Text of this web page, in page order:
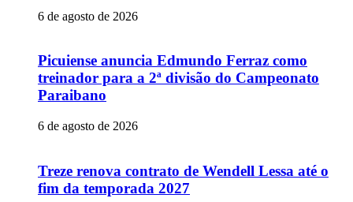
6 de agosto de 2026
Picuiense anuncia Edmundo Ferraz como
treinador para a 2ª divisão do Campeonato
Paraibano
6 de agosto de 2026
Treze renova contrato de Wendell Lessa até o
fim da temporada 2027